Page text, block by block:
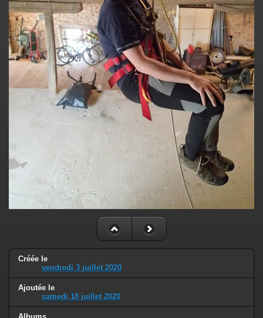
Créée le
vendredi 3 juillet 2020
Ajoutée le
samedi 18 juillet 2020